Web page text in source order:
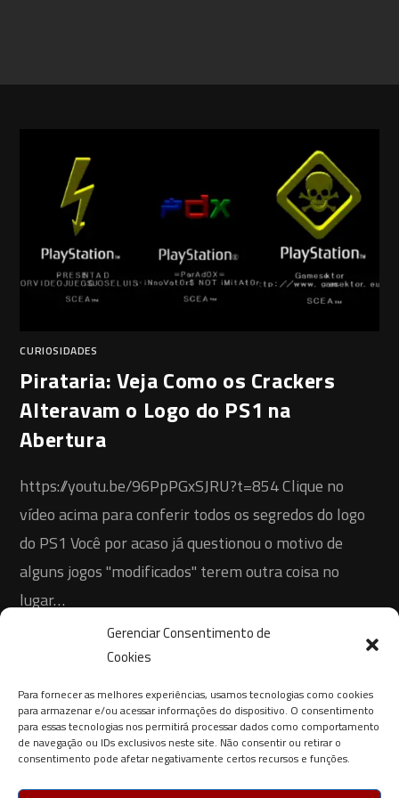
Gerenciar Consentimento de
Cookies
Para fornecer as melhores experiências, usamos tecnologias como cookies
para armazenar e/ou acessar informações do dispositivo. O consentimento
para essas tecnologias nos permitirá processar dados como comportamento
de navegação ou IDs exclusivos neste site. Não consentir ou retirar o
consentimento pode afetar negativamente certos recursos e funções.
CURIOSIDADES
Pirataria: Veja Como os Crackers
Alteravam o Logo do PS1 na
Abertura
https://youtu.be/96PpPGxSJRU?t=854 Clique no
vídeo acima para conferir todos os segredos do logo
do PS1 Você por acaso já questionou o motivo de
alguns jogos "modificados" terem outra coisa no
lugar…
5 DE ABRIL DE 2022